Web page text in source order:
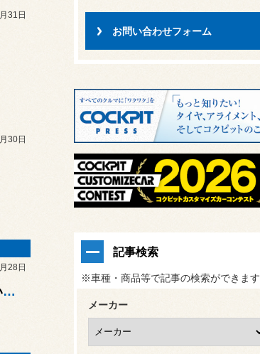
31日
30日
28日
大阪オートメッセ2018 本年も出展させていただきま〜す^^
お問い合わせフォーム
記事検索
※車種・商品等で記事の検索ができます
メーカー